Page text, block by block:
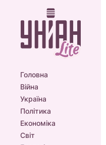
Головна
Війна
Україна
Політика
Економіка
Світ